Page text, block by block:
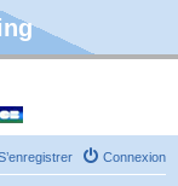
Connexion